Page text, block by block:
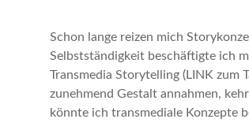
Schon lange reizen mich
Selbstständigkeit beschäftigte ich
Transmedia Storytelling (LINK zum
zunehmend Gestalt annahmen,
könnte ich transmediale Konzepte